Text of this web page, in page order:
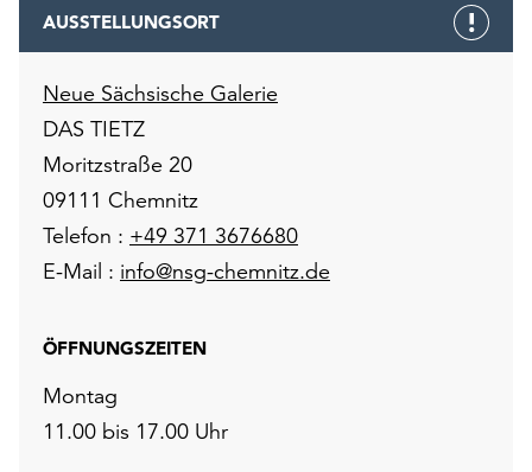
AUSSTELLUNGSORT
Neue Sächsische Galerie
DAS TIETZ
Moritzstraße 20
09111 Chemnitz
Telefon : +49 371 3676680
E-Mail : info@nsg-chemnitz.de
ÖFFNUNGSZEITEN
Montag
11.00 bis 17.00 Uhr